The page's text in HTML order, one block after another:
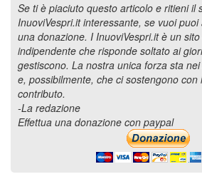
Se ti è piaciuto questo articolo e ritieni il
InuoviVespri.it interessante, se vuoi
una donazione. I InuoviVespri.it è un
indipendente che risponde soltato ai
gestiscono. La nostra unica forza sta
e, possibilmente, che ci sostengono con
contributo.
-La redazione
Effettua una donazione con paypal